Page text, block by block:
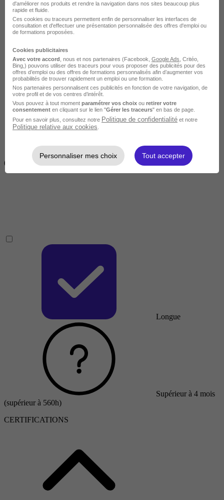
Intermédiaire
2 semaines à 4 mois
( 70h à 560h)
Longue
Supérieur à 4 mois
(supérieur à 560h)
CERTIFICATIONS
d'améliorer nos produits et rendre la navigation dans nos sites beaucoup plus
rapide et fluide.
Ces cookies ou traceurs permettent enfin de personnaliser les interfaces de
consultation et d'effectuer une présentation personnalisée des offres d'emploi ou
de formations proposées.
Cookies publicitaires
Avec votre accord , nous et nos partenaires (Facebook, Google Ads , Critéo,
Bing,) pouvons utiliser des traceurs pour vous proposer des publicités pour des
offres d’emploi ou des offres de formations personnalisés afin d’augmenter vos
probabilités de trouver rapidement un emploi ou une formation.
Nos partenaires personnalisent ces publicités en fonction de votre navigation, de
votre profil et de vos centres d’intérêt.
Vous pouvez à tout moment paramétrer vos choix ou retirer votre
consentement en cliquant sur le lien "Gérer les traceurs" en bas de page.
Pour en savoir plus, consultez notre Politique de confidentialité et notre
Politique relative aux cookies
Personnaliser mes choix Tout accepter